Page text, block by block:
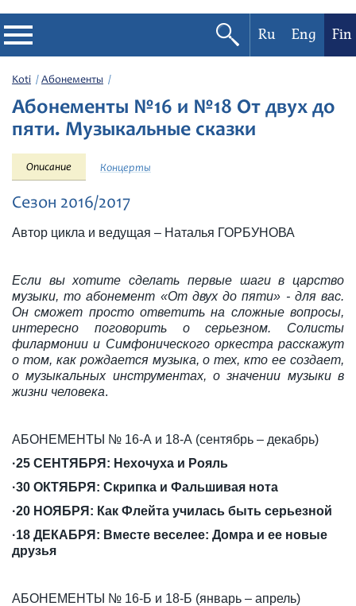
Filharmonia
Konserttikalenteri
Festivaalit
Ru Eng Fin
Koti Абонементы
Абонементы №16 и №18 От двух до
пяти. Музыкальные сказки
Описание Концерты
Сезон 2016/2017
Автор цикла и ведущая – Наталья ГОРБУНОВА
Если вы хотите сделать первые шаги в царство
музыки, то абонемент «От двух до пяти» - для вас.
Он сможет просто ответить на сложные вопросы,
интересно поговорить о серьезном. Солисты
филармонии и Симфонического оркестра расскажут
о том, как рождается музыка, о тех, кто ее создает,
о музыкальных инструментах, о значении музыки в
жизни человека.
АБОНЕМЕНТЫ № 16-А и 18-А (сентябрь – декабрь)
·25 СЕНТЯБРЯ: Нехочуха и Рояль
·30 ОКТЯБРЯ: Скрипка и Фальшивая нота
·20 НОЯБРЯ: Как Флейта училась быть серьезной
·18 ДЕКАБРЯ: Вместе веселее: Домра и ее новые
друзья
АБОНЕМЕНТЫ № 16-Б и 18-Б (январь – апрель)